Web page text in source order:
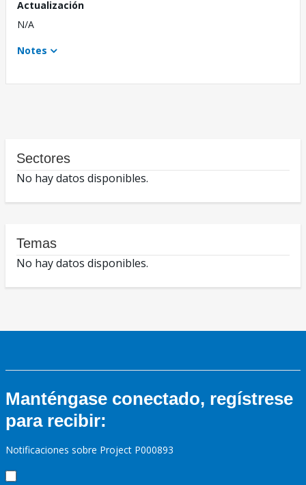
Actualización
N/A
Notes
Sectores
No hay datos disponibles.
Temas
No hay datos disponibles.
Manténgase conectado, regístrese
para recibir:
Notificaciones sobre Project P000893